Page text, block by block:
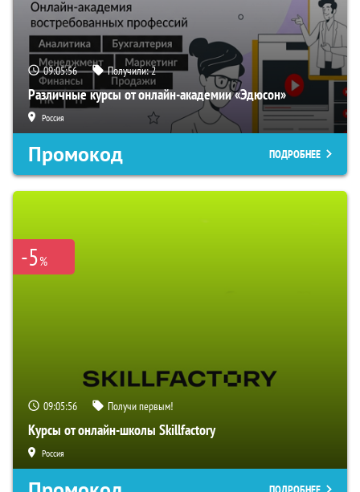
09:05:55 Получили:2
Различные курсы от онлайн-академии «Эдюсон»
Россия
Промокод ПОДРОБНЕЕ
-5%
09:05:55 Получи первым!
Курсы от онлайн-школы Skillfactory
Россия